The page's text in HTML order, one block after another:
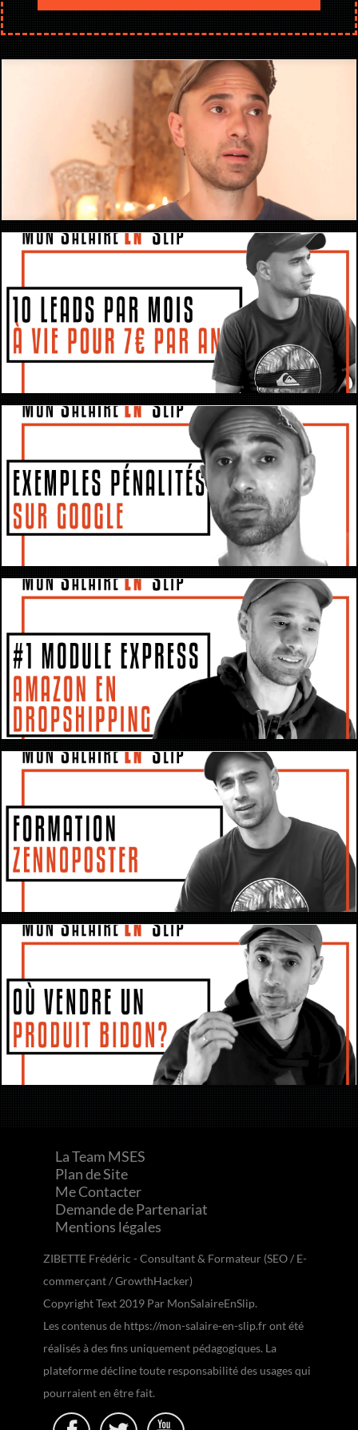
La Team MSES
Plan de Site
Me Contacter
Demande de Partenariat
Mentions légales
ZIBETTE Frédéric - Consultant & Formateur (SEO / E-
commerçant / GrowthHacker)
Copyright Text 2019 Par MonSalaireEnSlip.
Les contenus de https://mon-salaire-en-slip.fr ont été
réalisés à des fins uniquement pédagogiques. La
plateforme décline toute responsabilité des usages qui
pourraient en être fait.